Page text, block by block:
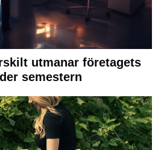
utmanar företagets
semestern